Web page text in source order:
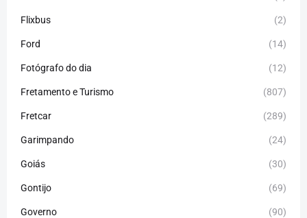
Flixbus (2)
Ford (14)
Fotógrafo do dia (12)
Fretamento e Turismo (807)
Fretcar (289)
Garimpando (24)
Goiás (30)
Gontijo (69)
Governo (90)